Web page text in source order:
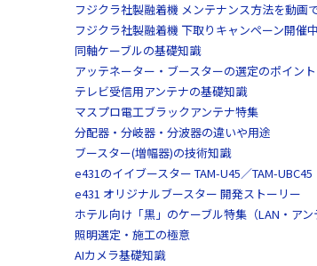
フジクラ社製融着機 メンテナンス方法を動画
フジクラ社製融着機 下取りキャンペーン開催中
同軸ケーブルの基礎知識
アッテネーター・ブースターの選定のポイント
テレビ受信用アンテナの基礎知識
マスプロ電工ブラックアンテナ特集
分配器・分岐器・分波器の違いや用途
ブースター(増幅器)の技術知識
e431のイイブースター TAM-U45／TAM-UBC45
e431 オリジナルブースター 開発ストーリー
ホテル向け「黒」のケーブル特集（LAN・アン
照明選定・施工の極意
AIカメラ基礎知識